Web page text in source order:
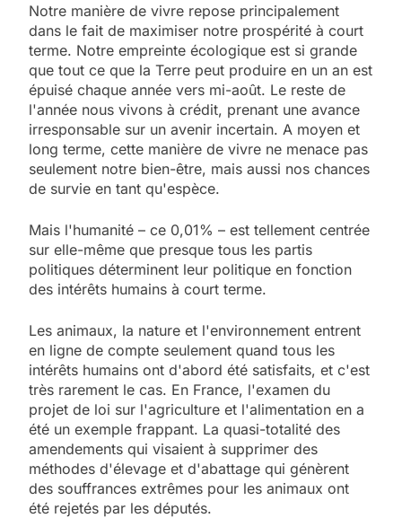
Notre manière de vivre repose principalement
dans le fait de maximiser notre prospérité à court
terme. Notre empreinte écologique est si grande
que tout ce que la Terre peut produire en un an est
épuisé chaque année vers mi-août. Le reste de
l'année nous vivons à crédit, prenant une avance
irresponsable sur un avenir incertain. A moyen et
long terme, cette manière de vivre ne menace pas
seulement notre bien-être, mais aussi nos chances
de survie en tant qu'espèce.
Mais l'humanité – ce 0,01% – est tellement centrée
sur elle-même que presque tous les partis
politiques déterminent leur politique en fonction
des intérêts humains à court terme.
Les animaux, la nature et l'environnement entrent
en ligne de compte seulement quand tous les
intérêts humains ont d'abord été satisfaits, et c'est
très rarement le cas. En France, l'examen du
projet de loi sur l'agriculture et l'alimentation en a
été un exemple frappant. La quasi-totalité des
amendements qui visaient à supprimer des
méthodes d'élevage et d'abattage qui génèrent
des souffrances extrêmes pour les animaux ont
été rejetés par les députés.